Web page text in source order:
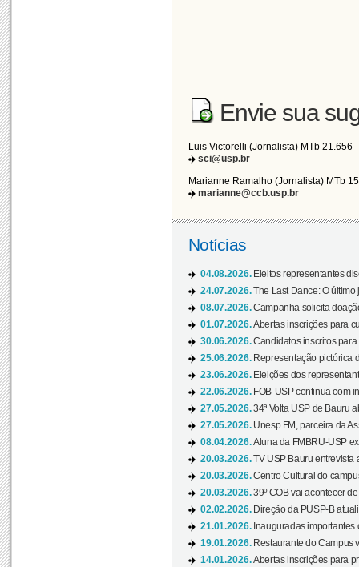
Envie sua
Luis Victorelli (Jornalista) MTb 21.656
sci@usp.br
Marianne Ramalho (Jornalista) MTb
marianne@ccb.usp.br
Notícias
04.08.2026. Eleitos representantes
24.07.2026.The Last Dance: O
08.07.2026.Campanha solicita
01.07.2026.Abertas inscrições para
30.06.2026.Candidatos inscritos
25.06.2026. Representação pictórica
23.06.2026. Eleições dos
22.06.2026. FOB-USP continua com
27.05.2026.34ª Volta USP de Bauru
27.05.2026. Unesp FM, parceira da
08.04.2026.Aluna da FMBRU-USP
20.03.2026.TV USP Bauru entrevista
20.03.2026.Centro Cultural do
20.03.2026.39º COB vai acontecer
02.02.2026. Direção da PUSP-B
21.01.2026. Inauguradas
19.01.2026. Restaurante do Campus
14.01.2026.Abertas inscrições para